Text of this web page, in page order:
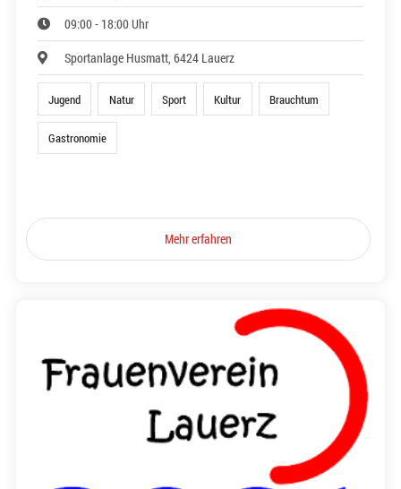
09:00 - 18:00 Uhr
Sportanlage Husmatt, 6424 Lauerz
Jugend Natur Sport Kultur Brauchtum
Gastronomie
Mehr erfahren